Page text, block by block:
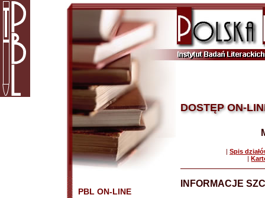
PBL ON-LINE
DOSTĘP ON-
| Spis
|
INFORMACJE